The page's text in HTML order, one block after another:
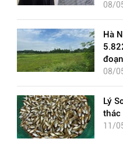
08/
Hà
08/
Lý
thác
11/